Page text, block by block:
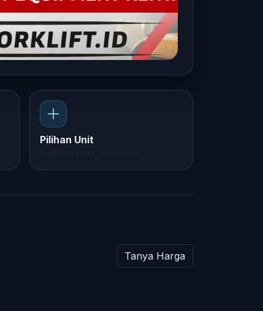
Pilihan Unit
Tanya Harga